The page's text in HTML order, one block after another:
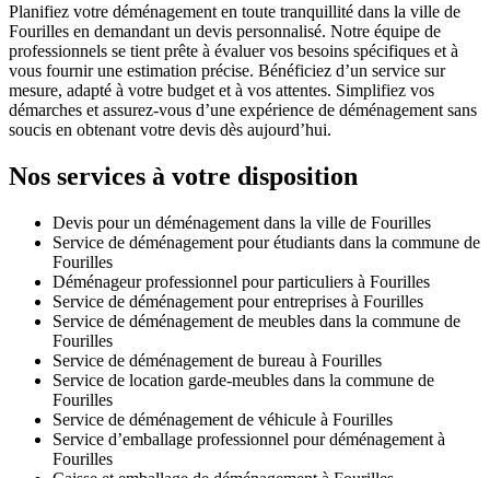
Planifiez votre déménagement en toute tranquillité dans la ville de
Fourilles en demandant un devis personnalisé. Notre équipe de
professionnels se tient prête à évaluer vos besoins spécifiques et à
vous fournir une estimation précise. Bénéficiez d’un service sur
mesure, adapté à votre budget et à vos attentes. Simplifiez vos
démarches et assurez-vous d’une expérience de déménagement sans
soucis en obtenant votre devis dès aujourd’hui.
Nos services à votre disposition
Devis pour un déménagement dans la ville de Fourilles
Service de déménagement pour étudiants dans la commune de
Fourilles
Déménageur professionnel pour particuliers à Fourilles
Service de déménagement pour entreprises à Fourilles
Service de déménagement de meubles dans la commune de
Fourilles
Service de déménagement de bureau à Fourilles
Service de location garde-meubles dans la commune de
Fourilles
Service de déménagement de véhicule à Fourilles
Service d’emballage professionnel pour déménagement à
Fourilles